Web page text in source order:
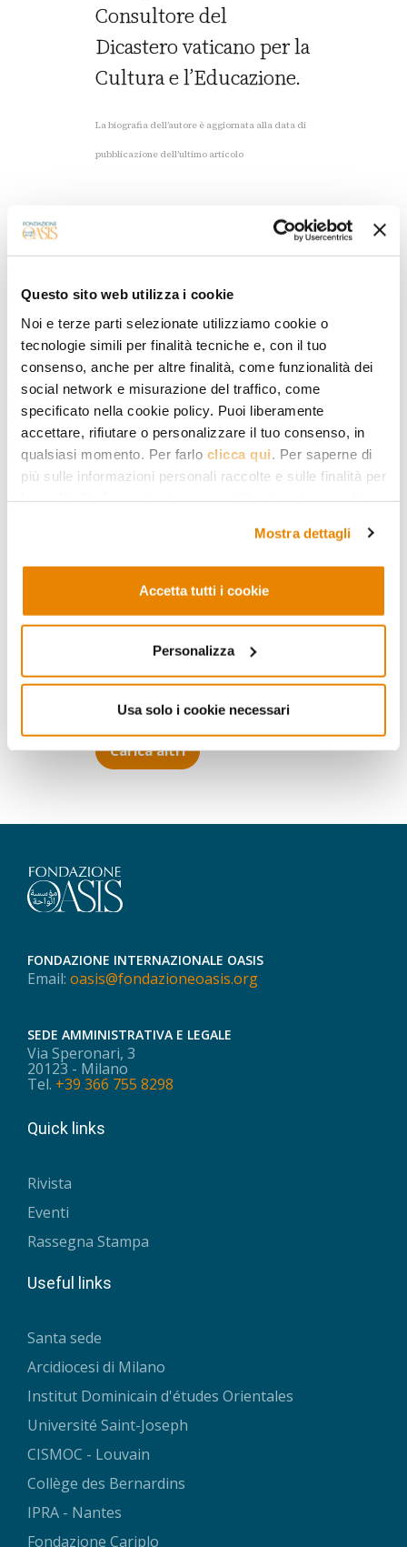
Questo sito web utilizza i cookie
Noi e terze parti selezionate utilizziamo cookie o
tecnologie simili per finalità tecniche e, con il tuo
consenso, anche per altre finalità, come funzionalità dei
social network e misurazione del traffico, come
specificato nella cookie policy. Puoi liberamente
accettare, rifiutare o personalizzare il tuo consenso, in
qualsiasi momento. Per farlo clicca qui . Per saperne di
più sulle informazioni personali raccolte e sulle finalità per
Mostra dettagli
Accetta tutti i cookie
Personalizza
Usa solo i cookie necessari
Consultore del
Dicastero vaticano per la
Cultura e l’Educazione.
La biografia dell’autore è aggiornata alla data di
pubblicazione dell’ultimo articolo
Ultimi articoli
MIGRANTI
Il dibattito sulle
migrazioni, una questione
fondamentali
Intervento del Rettore Franco
Anelli alla conferenza
internazionale “Cambiare rotta. I
migranti e l’Europa”
Franco Anelli
Carica altri
FONDAZIONE INTERNAZIONALE OASIS
Email: oasis@fondazioneoasis.org
SEDE AMMINISTRATIVA E LEGALE
Via Speronari, 3
20123 - Milano
Tel. +39 366 755 8298
Quick links
Rivista
Eventi
Rassegna Stampa
Useful links
Santa sede
Arcidiocesi di Milano
Institut Dominicain d'études Orientales
Université Saint-Joseph
CISMOC - Louvain
Collège des Bernardins
IPRA - Nantes
Fondazione Cariplo